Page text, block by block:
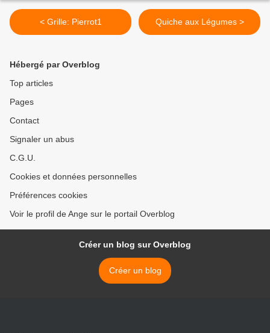
< Grille: Pierrot1 Quiche aux Légumes >
Hébergé par Overblog
Top articles
Pages
Contact
Signaler un abus
C.G.U.
Cookies et données personnelles
Préférences cookies
Voir le profil de Ange sur le portail Overblog
Créer un blog sur Overblog
Créer un blog